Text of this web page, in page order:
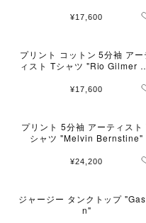
¥17,600
プリント コットン 5分袖 アー
ィスト Tシャツ "Rio Gilmer
¥17,600
プリント 5分袖 アーティスト
シャツ "Melvin Bernstine"
¥24,200
ジャージー タンクトップ
n"